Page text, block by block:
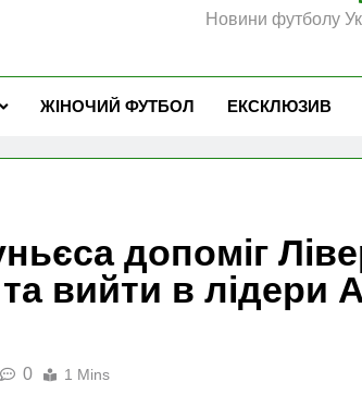
Новини футболу
ЖІНОЧИЙ ФУТБОЛ ЕКСКЛЮЗИВ
допоміг
вийти в лідери
0 1 Mins